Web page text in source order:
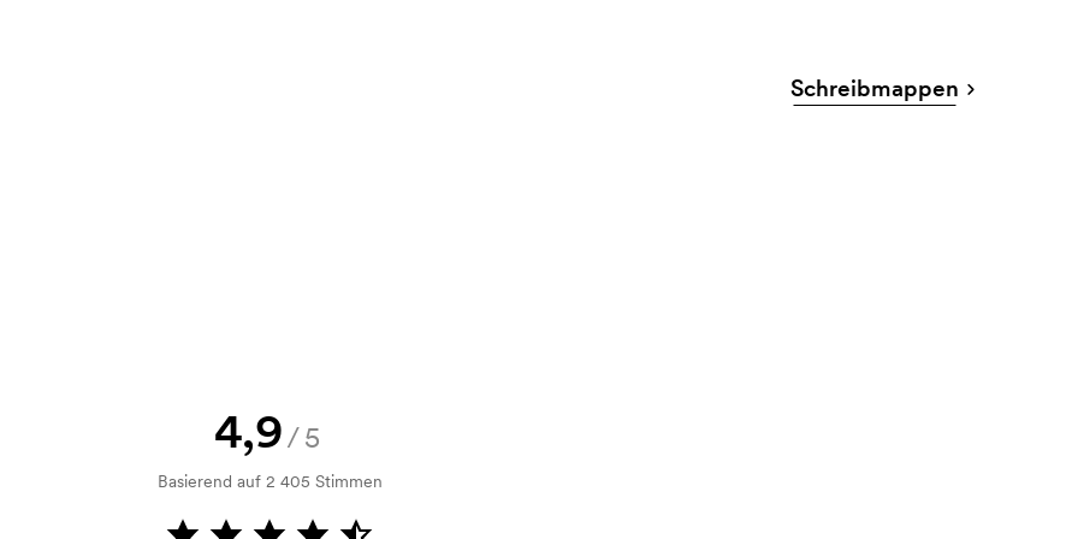
verwendet wird. Für
benötigt. Bei einer
Schreibmappen
4,9/5
Basierend auf 2 405 Stimmen